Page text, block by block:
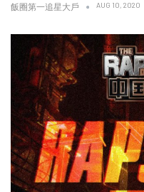
飯圈第一追星大戶 AUG 10, 2020